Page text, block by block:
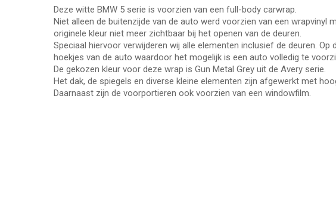
Deze witte BMW 5 serie is voorzien van een full-body carwrap.
Niet alleen de buitenzijde van de auto werd voorzien van een wrapvinyl
originele kleur niet meer zichtbaar bij het openen van de deuren.
Speciaal hiervoor verwijderen wij alle elementen inclusief de deuren.
hoekjes van de auto waardoor het mogelijk is een auto volledig te
De gekozen kleur voor deze wrap is Gun Metal Grey uit de Avery serie.
Het dak, de spiegels en diverse kleine elementen zijn afgewerkt met
Daarnaast zijn de voorportieren ook voorzien van een windowfilm.